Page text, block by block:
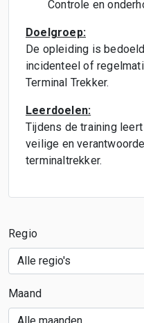
Controle en
Doelgroep:
De opleiding is
incidenteel of
Terminal Trekker.
Leerdoelen:
Tijdens de training
veilige en
terminaltrekker.
Regio
Maand